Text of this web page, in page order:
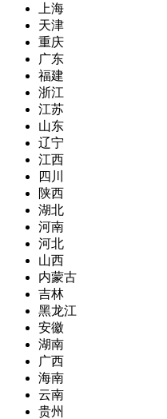
上海
天津
重庆
广东
福建
浙江
江苏
山东
辽宁
江西
四川
陕西
湖北
河南
河北
山西
内蒙古
吉林
黑龙江
安徽
湖南
广西
海南
云南
贵州